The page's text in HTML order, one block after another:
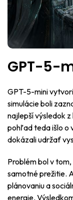
GPT-5-
GPT-5-mini
simulácie boli
najlepší výsledok
pohľad teda išlo o
dokázali udržať
Problém bol v
samotné prežitie.
plánovaniu a
energie.